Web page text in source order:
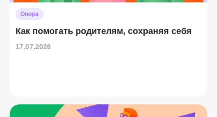
Опора
Как помогать родителям, сохраняя себя
17.07.2026